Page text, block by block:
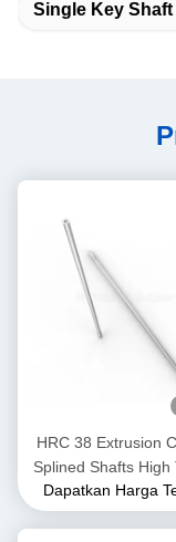
Single Key Shaft
HRC 38 Extrusion
Splined Shafts High
Involute Spline
Makanan
Dapatkan Harga